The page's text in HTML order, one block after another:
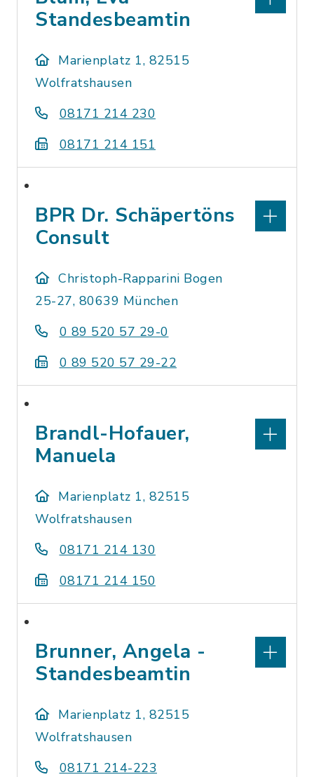
Standesbeamtin
Marienplatz 1, 82515
Wolfratshausen
08171 214 230
08171 214 151
BPR Dr. Schäpertöns
Consult
Christoph-Rapparini Bogen
25-27, 80639 München
0 89 520 57 29-0
0 89 520 57 29-22
Brandl-Hofauer,
Manuela
Marienplatz 1, 82515
Wolfratshausen
08171 214 130
08171 214 150
Brunner, Angela -
Standesbeamtin
Marienplatz 1, 82515
Wolfratshausen
08171 214-223